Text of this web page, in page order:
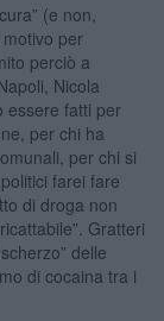
(e non,
per
perciò a
Nicola
essere fatti per
per chi ha
per chi si
farei fare
di droga non
Gratteri
delle
di cocaina tra i